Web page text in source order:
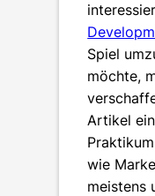
Spiel
möchte,
Artikel
wie
meistens